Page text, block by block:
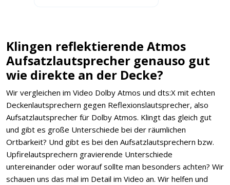
Klingen reflektierende Atmos
Aufsatzlautsprecher genauso gut
wie direkte an der Decke?
Wir vergleichen im Video Dolby Atmos und dts:X mit echten
Deckenlautsprechern gegen Reflexionslautsprecher, also
Aufsatzlautsprecher für Dolby Atmos. Klingt das gleich gut
und gibt es große Unterschiede bei der räumlichen
Ortbarkeit? Und gibt es bei den Aufsatzlautsprechern bzw.
Upfirelautsprechern gravierende Unterschiede
untereinander oder worauf sollte man besonders achten? Wir
schauen uns das mal im Detail im Video an. Wir helfen und